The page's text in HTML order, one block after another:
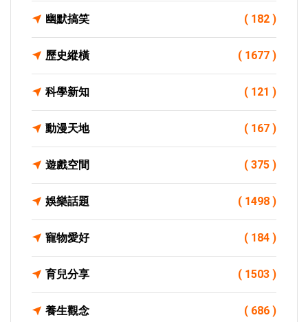
幽默搞笑 ( 182 )
歷史縱橫 ( 1677 )
科學新知 ( 121 )
動漫天地 ( 167 )
遊戲空間 ( 375 )
娛樂話題 ( 1498 )
寵物愛好 ( 184 )
育兒分享 ( 1503 )
養生觀念 ( 686 )